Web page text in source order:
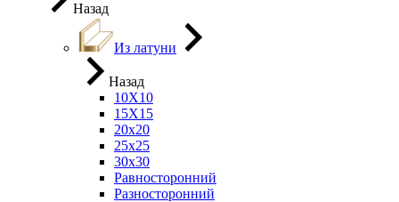
Назад
Из латуни
Назад
10Х10
15Х15
20х20
25х25
30х30
Равносторонний
Разносторонний